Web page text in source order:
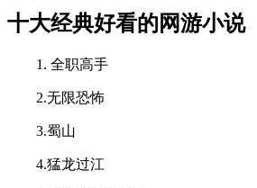
十大经典好看的网游小说
1. 全职高手
2.无限恐怖
3.蜀山
4.猛龙过江